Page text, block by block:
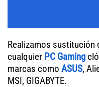
Realizamos sustitución
cualquier PC Gaming
marcas como ASUS,
MSI, GIGABYTE.